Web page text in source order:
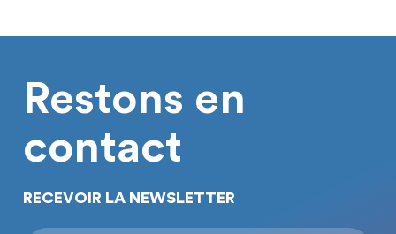
Restons en
contact
RECEVOIR LA NEWSLETTER